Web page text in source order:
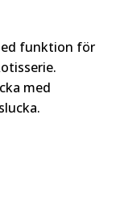
funktion för
med